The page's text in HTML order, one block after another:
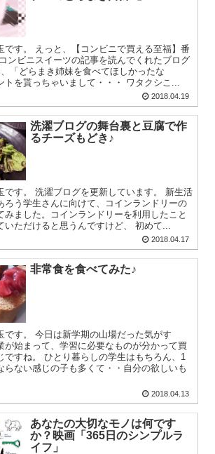
です。 えっと、【コンビニで買える至福】番
ンビニスイーツの記事を読んでくれたブログ
「どらまき姉妹を食べてほしかったな
トを貰っちゃいまして・・・ ワタクシこ...
2018.04.19
洗濯ブログの舞台裏と豆腐で作
るチーズもどき♪
です。 洗濯ブログを更新しています。 新生活
ろう学生さんに向けて、コインランドリーの
みました。コインランドリーを利用したこと
いただけると思うんですけど、 初めて...
2018.04.17
非常食を食べてみた♪
です。 今日は新学期の山場だった気がす
が始まって、学習に必要なものが分かって買
ですね。 ひとり暮らしの学生はもちろん、1
らない感じの子も多くて・・自分の欲しいも
2018.04.13
あなたの大切なモノは何です
か？映画「365日のシンプルラ
イフ」